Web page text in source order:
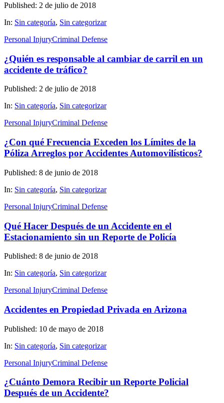
Published: 2 de julio de 2018
In: Sin categoría, Sin categorizar
Personal InjuryCriminal Defense
¿Quién es responsable al cambiar de carril en un
accidente de tráfico?
Published: 2 de julio de 2018
In: Sin categoría, Sin categorizar
Personal InjuryCriminal Defense
¿Con qué Frecuencia Exceden los Límites de la
Póliza Arreglos por Accidentes Automovilísticos?
Published: 8 de junio de 2018
In: Sin categoría, Sin categorizar
Personal InjuryCriminal Defense
Qué Hacer Después de un Accidente en el
Estacionamiento sin un Reporte de Policía
Published: 8 de junio de 2018
In: Sin categoría, Sin categorizar
Personal InjuryCriminal Defense
Accidentes en Propiedad Privada en Arizona
Published: 10 de mayo de 2018
In: Sin categoría, Sin categorizar
Personal InjuryCriminal Defense
¿Cuánto Demora Recibir un Reporte Policial
Después de un Accidente?